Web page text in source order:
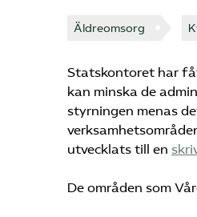
Äldreomsorg
Statskontoret har
kan minska de
styrningen menas
utvecklats till en
De områden som